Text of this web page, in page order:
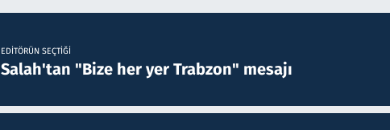
EDITÖRÜN SEÇTIĞI
Salah'tan "Bize her yer Trabzon" mesajı